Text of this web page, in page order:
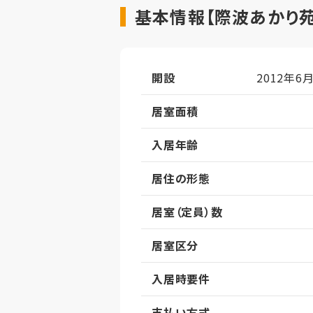
基本情報【際波あかり
開設
2012年6
居室面積
入居年齢
居住の形態
居室（定員）数
居室区分
入居時要件